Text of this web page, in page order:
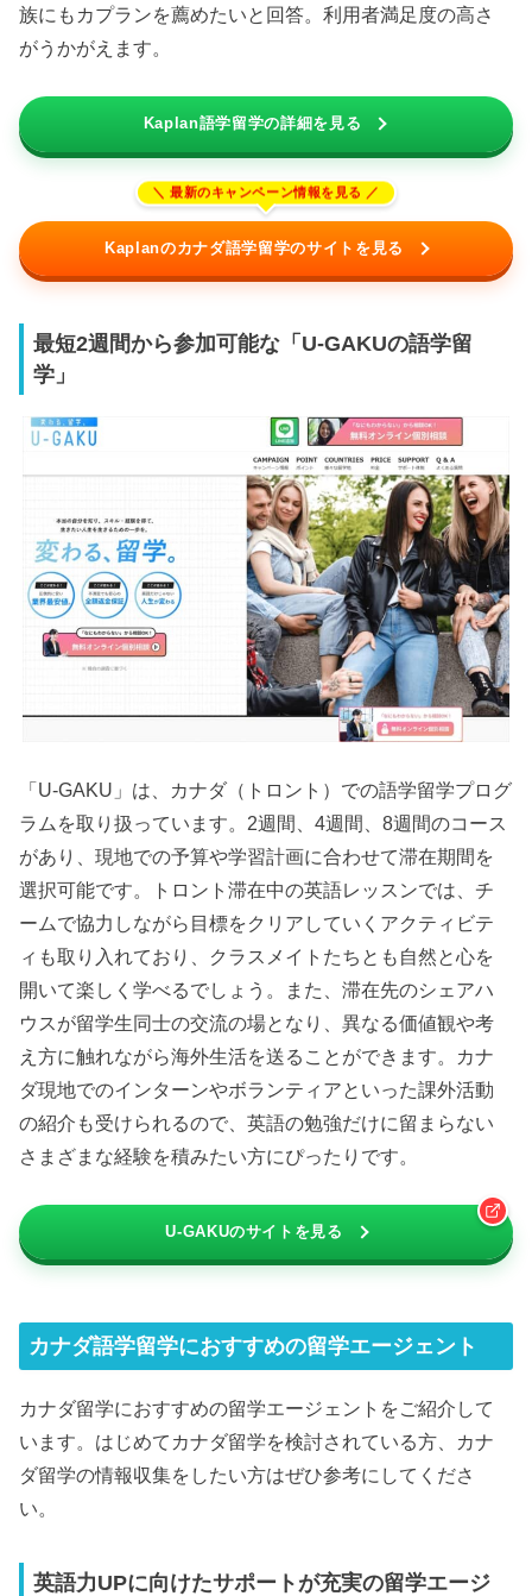
族にもカプランを薦めたいと回答。利用者満足度の高さ
がうかがえます。
Kaplan語学留学の詳細を見る
Kaplanのカナダ語学留学のサイトを見る
最短2週間から参加可能な「U-GAKUの語学留
学」
「U-GAKU」は、カナダ（トロント）での語学留学プログ
ラムを取り扱っています。2週間、4週間、8週間のコース
があり、現地での予算や学習計画に合わせて滞在期間を
選択可能です。トロント滞在中の英語レッスンでは、チ
ームで協力しながら目標をクリアしていくアクティビテ
ィも取り入れており、クラスメイトたちとも自然と心を
開いて楽しく学べるでしょう。また、滞在先のシェアハ
ウスが留学生同士の交流の場となり、異なる価値観や考
え方に触れながら海外生活を送ることができます。カナ
ダ現地でのインターンやボランティアといった課外活動
の紹介も受けられるので、英語の勉強だけに留まらない
さまざまな経験を積みたい方にぴったりです。
U-GAKUのサイトを見る
カナダ語学留学におすすめの留学エージェント
カナダ留学におすすめの留学エージェントをご紹介して
います。はじめてカナダ留学を検討されている方、カナ
ダ留学の情報収集をしたい方はぜひ参考にしてくださ
い。
英語力UPに向けたサポートが充実の留学エージ